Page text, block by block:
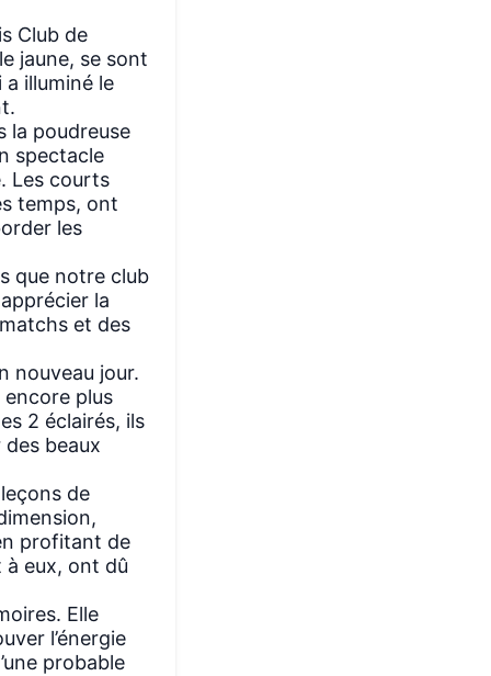
Club de
jaune, se sont
illuminé le
la poudreuse
spectacle
Les courts
temps, ont
les
que notre club
la
et des
nouveau jour.
plus
2 éclairés, ils
beaux
de
profitant de
à eux, ont dû
Elle
l’énergie
probable